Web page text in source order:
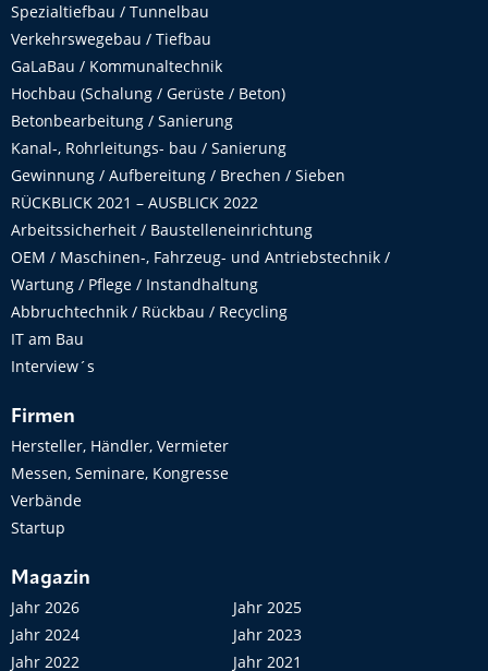
Spezialtiefbau / Tunnelbau
Verkehrswegebau / Tiefbau
GaLaBau / Kommunaltechnik
Hochbau (Schalung / Gerüste / Beton)
Betonbearbeitung / Sanierung
Kanal-, Rohrleitungs- bau / Sanierung
Gewinnung / Aufbereitung / Brechen / Sieben
RÜCKBLICK 2021 – AUSBLICK 2022
Arbeitssicherheit / Baustelleneinrichtung
OEM / Maschinen-, Fahrzeug- und Antriebstechnik /
Wartung / Pflege / Instandhaltung
Abbruchtechnik / Rückbau / Recycling
IT am Bau
Interview´s
Firmen
Hersteller, Händler, Vermieter
Messen, Seminare, Kongresse
Verbände
Startup
Magazin
Jahr 2026
Jahr 2025
Jahr 2024
Jahr 2023
Jahr 2022
Jahr 2021